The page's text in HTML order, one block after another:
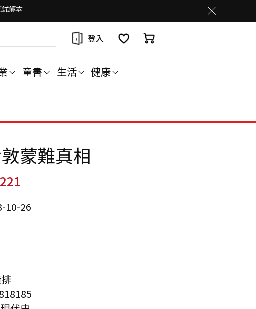
讀本
登入
童書 生活 健康
蒙難真相
221
10-26